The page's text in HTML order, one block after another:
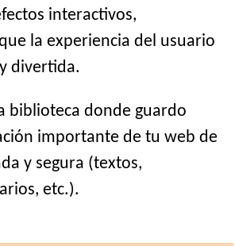
interactivos,
la experiencia del usuario
divertida.
biblioteca donde guardo
importante de tu web de
y segura (textos,
etc.).